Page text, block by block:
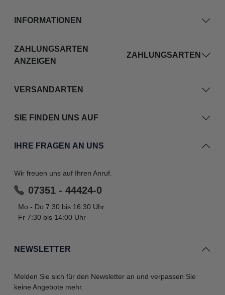
INFORMATIONEN
NEWSLETTER
Melden Sie sich für den Newsletter an und verpassen Sie
keine Angebote mehr.
ZAHLUNGSARTEN
ANZEIGEN
ZAHLUNGSARTEN
VERSANDARTEN
SIE FINDEN UNS AUF
IHRE FRAGEN AN UNS
Wir freuen uns auf Ihren Anruf.
07351 - 44424-0
Mo - Do 7:30 bis 16:30 Uhr
Fr 7:30 bis 14:00 Uhr